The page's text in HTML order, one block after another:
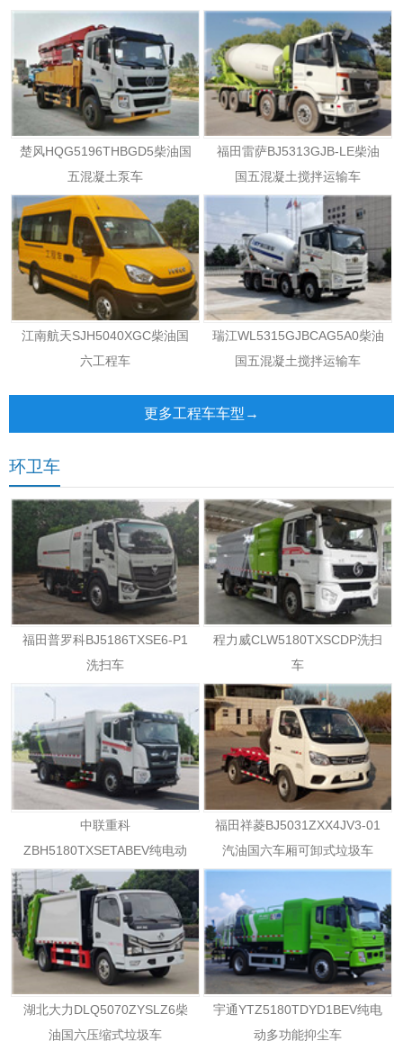
楚风HQG5196THBGD5柴油国
五混凝土泵车
福田雷萨BJ5313GJB-LE柴油
国五混凝土搅拌运输车
江南航天SJH5040XGC柴油国
六工程车
瑞江WL5315GJBCAG5A0柴油
国五混凝土搅拌运输车
更多工程车车型→
环卫车
福田普罗科BJ5186TXSE6-P1
洗扫车
程力威CLW5180TXSCDP洗扫
车
中联重科
ZBH5180TXSETABEV纯电动
洗扫车
福田祥菱BJ5031ZXX4JV3-01
汽油国六车厢可卸式垃圾车
湖北大力DLQ5070ZYSLZ6柴
油国六压缩式垃圾车
宇通YTZ5180TDYD1BEV纯电
动多功能抑尘车